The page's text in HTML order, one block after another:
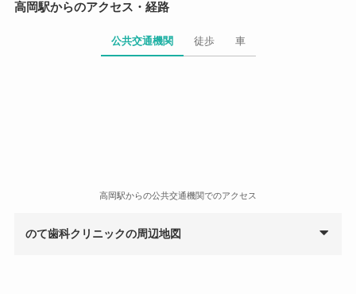
が小さい時は泣いてばかりでしたが嫌な顔ひとつせず、
高岡駅からのアクセス・経路
公共交通機関 徒歩 車
高岡駅からの公共交通機関でのアクセス
のて歯科クリニックの周辺地図